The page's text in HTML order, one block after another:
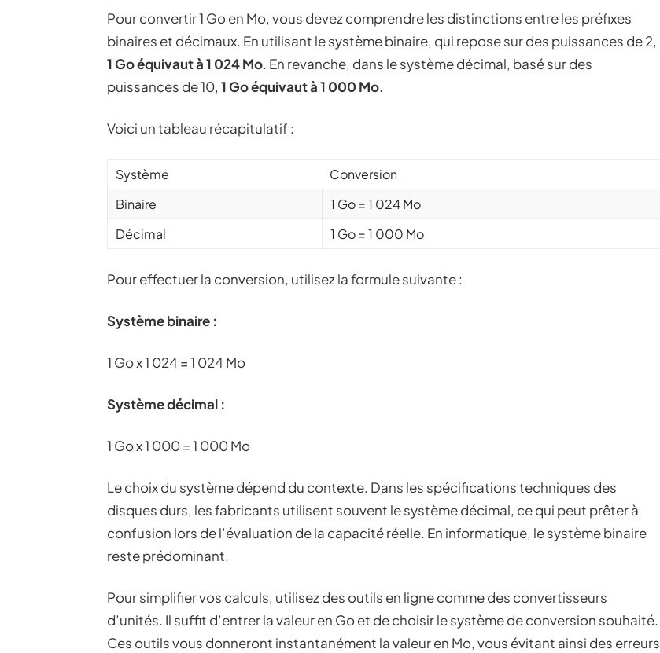
Pour convertir 1 Go en Mo, vous devez comprendre les distinctions entre les préfixes
binaires et décimaux. En utilisant le système binaire, qui repose sur des puissances de 2,
1 Go équivaut à 1 024 Mo. En revanche, dans le système décimal, basé sur des
puissances de 10, 1 Go équivaut à 1 000 Mo.
Voici un tableau récapitulatif :
Système
Conversion
Binaire
1 Go = 1 024 Mo
Décimal
1 Go = 1 000 Mo
Pour effectuer la conversion, utilisez la formule suivante :
Système binaire :
1 Go x 1 024 = 1 024 Mo
Système décimal :
1 Go x 1 000 = 1 000 Mo
Le choix du système dépend du contexte. Dans les spécifications techniques des
disques durs, les fabricants utilisent souvent le système décimal, ce qui peut prêter à
confusion lors de l’évaluation de la capacité réelle. En informatique, le système binaire
reste prédominant.
Pour simplifier vos calculs, utilisez des outils en ligne comme des convertisseurs
d’unités. Il suffit d’entrer la valeur en Go et de choisir le système de conversion souhaité.
Ces outils vous donneront instantanément la valeur en Mo, vous évitant ainsi des erreurs